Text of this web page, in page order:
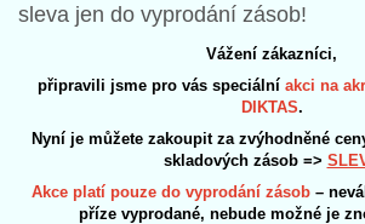
sleva jen do vyprodání zásob!
Vážení zákazníci,
připravili jsme pro vás speciální akci na
DIKTAS.
Nyní je můžete zakoupit za zvýhodněné
skladových zásob =>
Akce platí pouze do vyprodání zásob–
příze vyprodané, nebude možné je